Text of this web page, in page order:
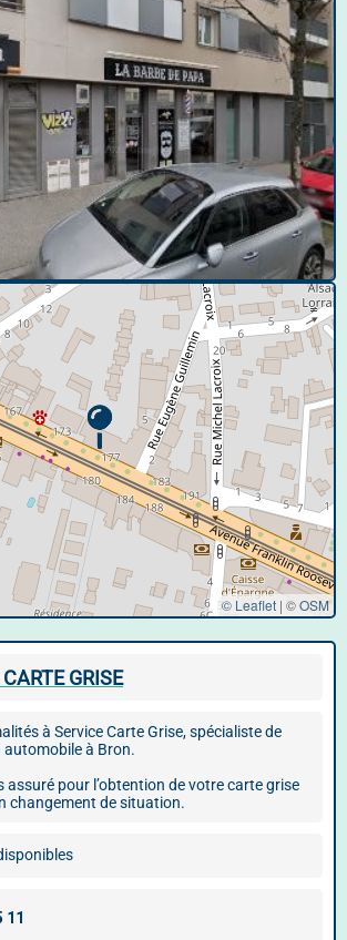
© Leaflet | ©OSM
GRISE
à Service Carte Grise, spécialiste de
automobile à Bron.
assuré pour l’obtention de votre carte grise
changement de situation.